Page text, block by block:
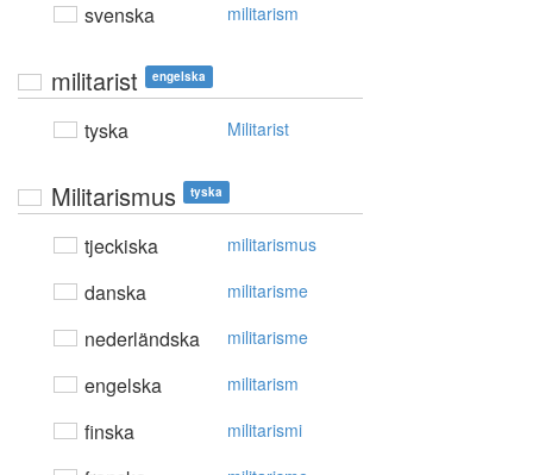
svenska militarism
militarist engelska
tyska Militarist
Militarismus tyska
tjeckiska militarismus
danska militarisme
nederländska militarisme
engelska militarism
finska militarismi